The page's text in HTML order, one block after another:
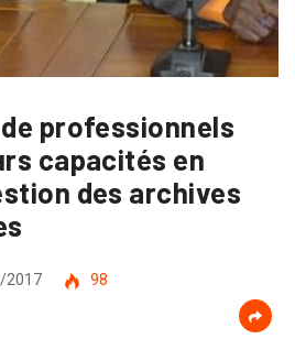
professionnels
capacités en
des archives
2017
98